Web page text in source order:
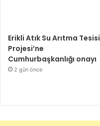
Erikli Atık Su Arıtma Tesisi
Projesi’ne
Cumhurbaşkanlığı onayı
2 gün önce